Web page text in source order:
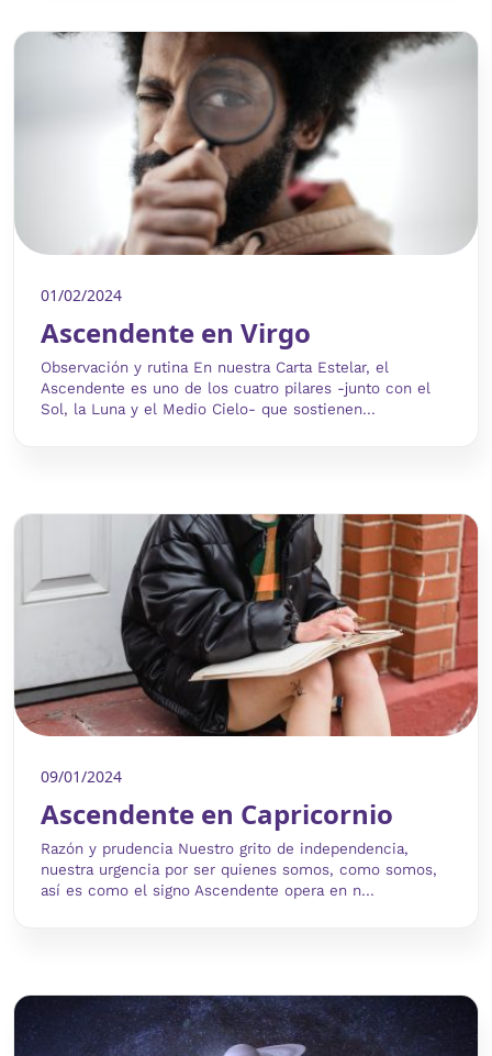
01/02/2024
Ascendente en Virgo
Observación y rutina En nuestra Carta Estelar, el
Ascendente es uno de los cuatro pilares -junto con el
Sol, la Luna y el Medio Cielo- que sostienen...
09/01/2024
Ascendente en Capricornio
Razón y prudencia Nuestro grito de independencia,
nuestra urgencia por ser quienes somos, como somos,
así es como el signo Ascendente opera en n...